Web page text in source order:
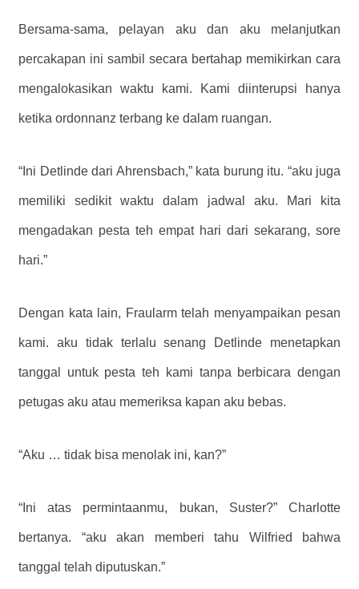
Bersama-sama, pelayan aku dan aku melanjutkan
percakapan ini sambil secara bertahap memikirkan cara
mengalokasikan waktu kami. Kami diinterupsi hanya
ketika ordonnanz terbang ke dalam ruangan.
“Ini Detlinde dari Ahrensbach,” kata burung itu. “aku juga
memiliki sedikit waktu dalam jadwal aku. Mari kita
mengadakan pesta teh empat hari dari sekarang, sore
hari.”
Dengan kata lain, Fraularm telah menyampaikan pesan
kami. aku tidak terlalu senang Detlinde menetapkan
tanggal untuk pesta teh kami tanpa berbicara dengan
petugas aku atau memeriksa kapan aku bebas.
“Aku … tidak bisa menolak ini, kan?”
“Ini atas permintaanmu, bukan, Suster?” Charlotte
bertanya. “aku akan memberi tahu Wilfried bahwa
tanggal telah diputuskan.”